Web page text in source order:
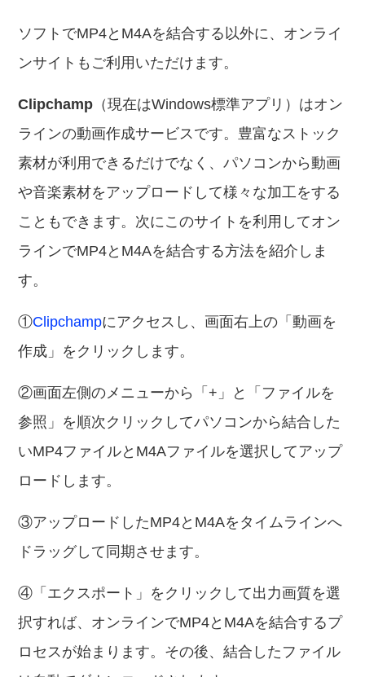
ソフトでMP4とM4Aを結合する以外に、オンライ
ンサイトもご利用いただけます。
Clipchamp （現在はWindows標準アプリ）はオン
ラインの動画作成サービスです。豊富なストック
素材が利用できるだけでなく、パソコンから動画
や音楽素材をアップロードして様々な加工をする
こともできます。次にこのサイトを利用してオン
ラインでMP4とM4Aを結合する方法を紹介しま
す。
①Clipchampにアクセスし、画面右上の「動画を
作成」をクリックします。
②画面左側のメニューから「+」と「ファイルを
参照」を順次クリックしてパソコンから結合した
いMP4ファイルとM4Aファイルを選択してアップ
ロードします。
③アップロードしたMP4とM4Aをタイムラインへ
ドラッグして同期させます。
④「エクスポート」をクリックして出力画質を選
択すれば、オンラインでMP4とM4Aを結合するプ
ロセスが始まります。その後、結合したファイル